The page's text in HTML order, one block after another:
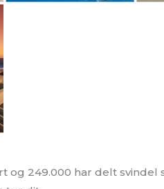
og 249.000 har delt